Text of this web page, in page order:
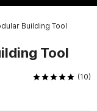
Building Tool
Tool
(10)